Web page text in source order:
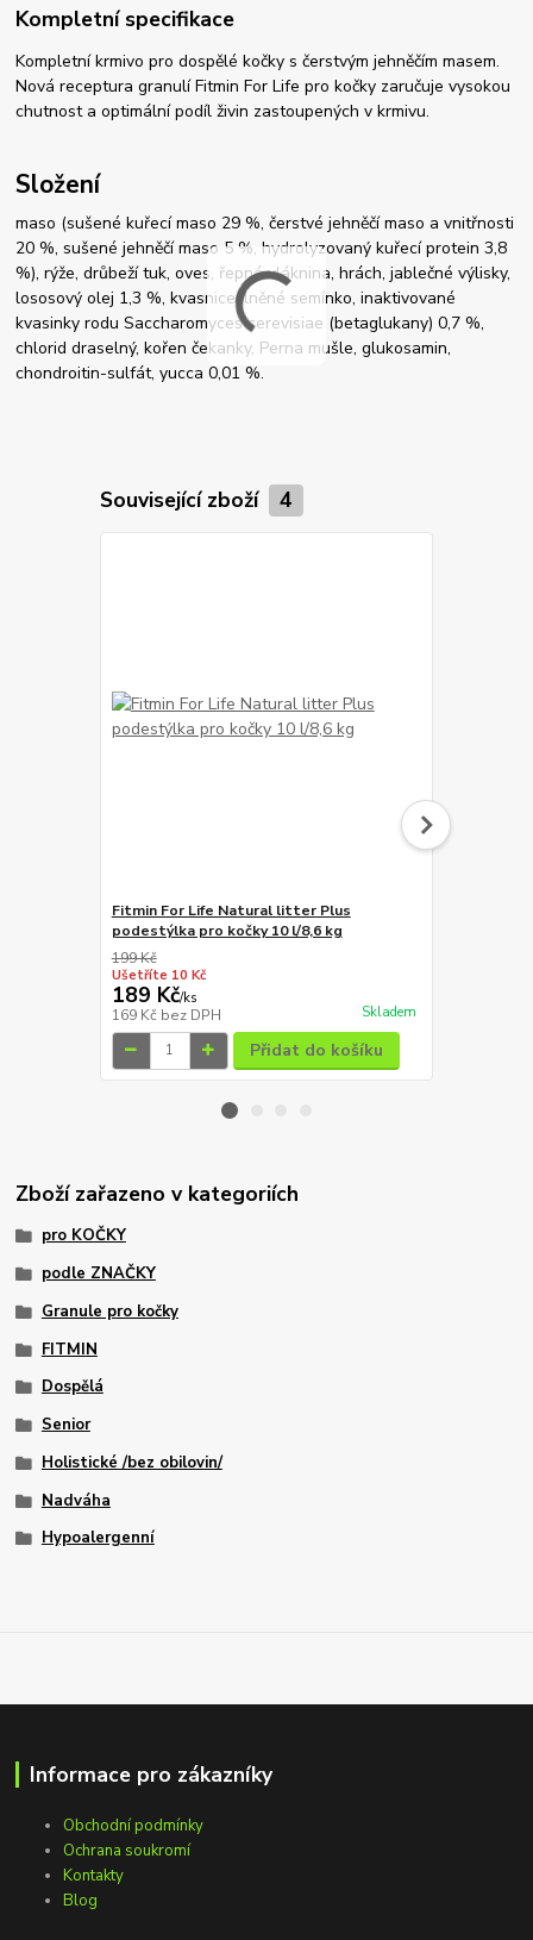
Kompletní specifikace
Kompletní krmivo pro dospělé kočky s čerstvým jehněčím masem.
Nová receptura granulí Fitmin For Life pro kočky zaručuje vysokou
chutnost a optimální podíl živin zastoupených v krmivu.
Složení
maso (sušené kuřecí maso 29 %, čerstvé jehněčí maso a vnitřnosti
20 %, sušené jehněčí maso 5 %, hydrolyzovaný kuřecí protein 3,8
%), rýže, drůbeží tuk, oves, řepná vláknina, hrách, jablečné výlisky,
lososový olej 1,3 %, kvasnice, lněné semínko, inaktivované
kvasinky rodu Saccharomyces cerevisiae (betaglukany) 0,7 %,
chlorid draselný, kořen čekanky, Perna mušle, glukosamin,
chondroitin-sulfát, yucca 0,01 %.
Související zboží 4
Fitmin For Life Natural litter Plus
podestýlka pro kočky 10 l/8,6 kg
199 Kč
Ušetříte 10 Kč
189 Kč/ks
169 Kč bez DPH Skladem
Přidat do košíku
Zboží zařazeno v kategoriích
pro KOČKY
podle ZNAČKY
Granule pro kočky
FITMIN
Dospělá
Senior
Holistické /bez obilovin/
Nadváha
Hypoalergenní
Informace pro zákazníky
Obchodní podmínky
Ochrana soukromí
Kontakty
Blog